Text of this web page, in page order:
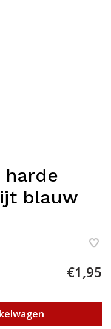
harde
blauw
€1,95